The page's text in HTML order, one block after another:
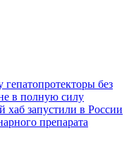
без
в полную силу
хаб запустили в России
препарата